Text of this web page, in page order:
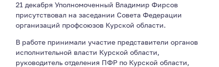
21 декабря Уполномоченный Владимир Фирсов
присутствовал на заседании Совета Федерации
организаций профсоюзов Курской области.
В работе принимали участие представители органов
исполнительной власти Курской области,
руководитель отделения ПФР по Курской области,